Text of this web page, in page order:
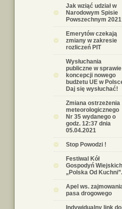
Jak wziąć udział w
Narodowym Spisie
Powszechnym
Emerytów czekają
zmiany w zakresie
rozliczeń PIT
Wysłuchania
publiczne w sprawie
koncepcji nowego
budżetu UE w
Daj się wysłuchać!
Zmiana ostrzeżenia
meteorologicznego
Nr 35 wydanego o
godz. 12:37 dnia
05.04.2021
Stop Powodzi !
Festiwal Kół
Gospodyń Wiejskich
„Polska Od Kuchni”.
Apel ws.
pasa drogowego
Indywidualny link do